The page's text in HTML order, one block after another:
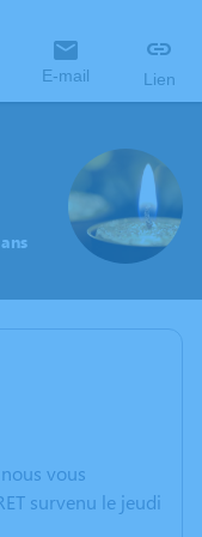
E-mail Lien
vous
survenu le jeudi